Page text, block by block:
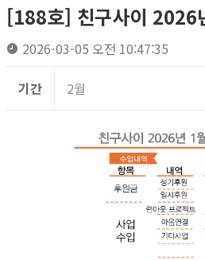
[188호] 친구사이 2026
2026-03-05 오전 10:47:35
기간 2월